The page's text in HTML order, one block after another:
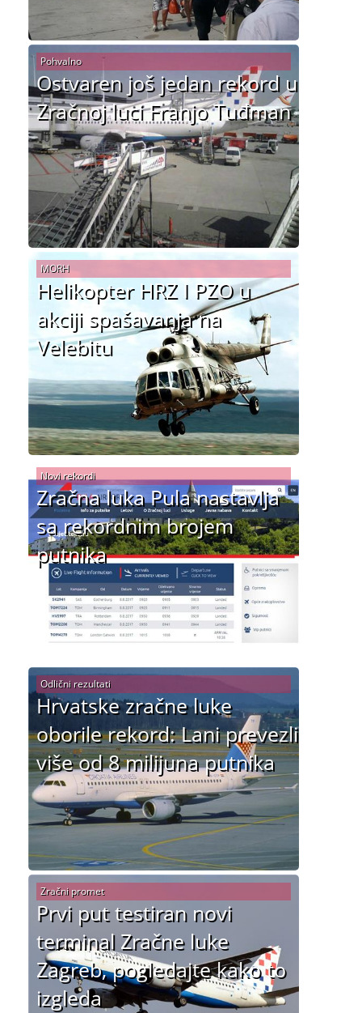
Ostvaren još jedan rekord u
Zračnoj luci Franjo Tuđman
Pohvalno
Helikopter HRZ I PZO u
akciji spašavanja na
Velebitu
MORH
Zračna luka Pula nastavlja
sa rekordnim brojem
putnika
Novi rekordi
Hrvatske zračne luke
oborile rekord: Lani prevezli
više od 8 milijuna putnika
Odlični rezultati
Prvi put testiran novi
terminal Zračne luke
Zagreb, pogledajte kako to
izgleda
Zračni promet